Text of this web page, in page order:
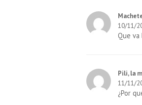
10/11/
Que
Pili, la
11/11/
¿Por